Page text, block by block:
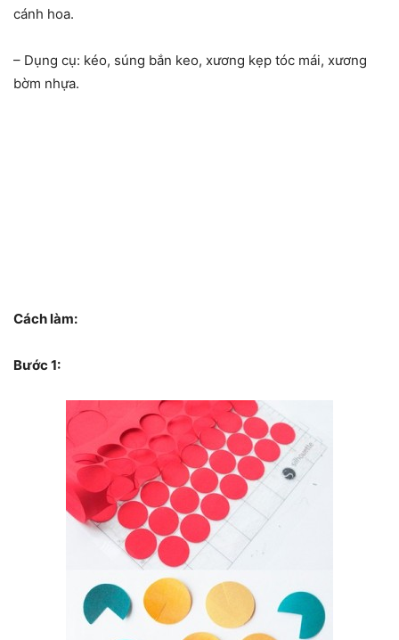
cánh hoa.
– Dụng cụ: kéo, súng bắn keo, xương kẹp tóc mái, xương
bờm nhựa.
Cách làm:
Bước 1: